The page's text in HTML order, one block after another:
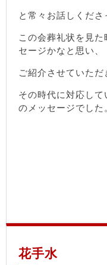
と常々お話しくださ
この会葬礼状を見
セージかなと思い、
ご紹介させていただ
その時代に対応し
のメッセージでした
花手水